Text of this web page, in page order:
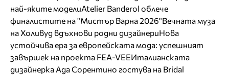
най-яките моделиAtelier Banderol облече
финалистите на "Мистър Варна 2026"Вечната муза
на Холивуд вдъхнови родни дизайнериНова
устойчива ера за европейската мода: успешният
завършек на проекта FEA-VEEИталианската
дизайнерка Ада Сорентино гостува на Bridal